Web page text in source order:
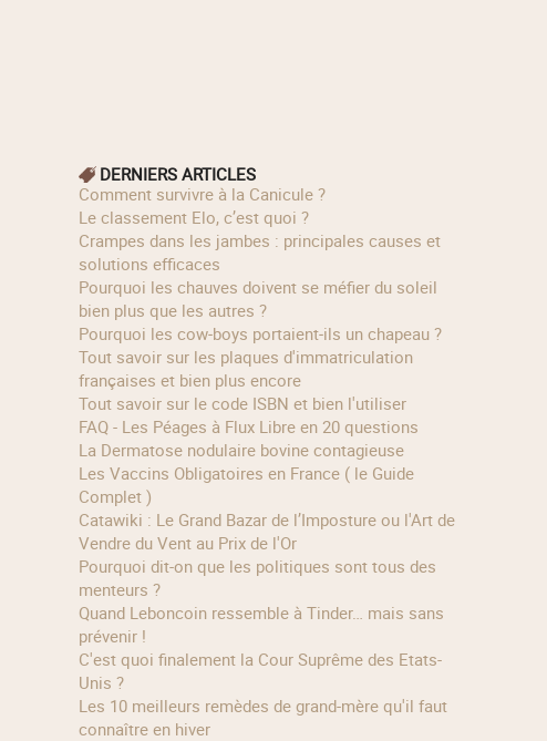
DERNIERS ARTICLES
Comment survivre à la Canicule ?
Le classement Elo, c’est quoi ?
Crampes dans les jambes : principales causes et
solutions efficaces
Pourquoi les chauves doivent se méfier du soleil
bien plus que les autres ?
Pourquoi les cow‑boys portaient‑ils un chapeau ?
Tout savoir sur les plaques d'immatriculation
françaises et bien plus encore
Tout savoir sur le code ISBN et bien l'utiliser
FAQ - Les Péages à Flux Libre en 20 questions
La Dermatose nodulaire bovine contagieuse
Les Vaccins Obligatoires en France ( le Guide
Complet )
Catawiki : Le Grand Bazar de l’Imposture ou l'Art de
Vendre du Vent au Prix de l'Or
Pourquoi dit-on que les politiques sont tous des
menteurs ?
Quand Leboncoin ressemble à Tinder… mais sans
prévenir !
C'est quoi finalement la Cour Suprême des Etats-
Unis ?
Les 10 meilleurs remèdes de grand-mère qu'il faut
connaître en hiver